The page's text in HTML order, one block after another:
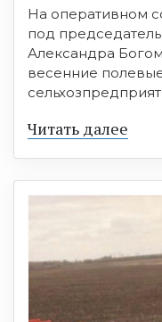
На оперативном
под
Александра
весенние
Читать далее